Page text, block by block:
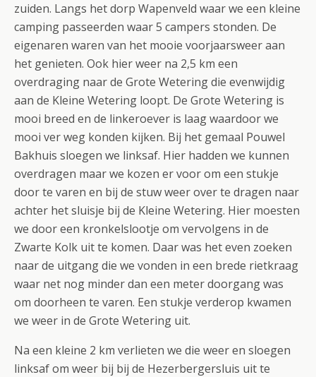
zuiden. Langs het dorp Wapenveld waar we een kleine
camping passeerden waar 5 campers stonden. De
eigenaren waren van het mooie voorjaarsweer aan
het genieten. Ook hier weer na 2,5 km een
overdraging naar de Grote Wetering die evenwijdig
aan de Kleine Wetering loopt. De Grote Wetering is
mooi breed en de linkeroever is laag waardoor we
mooi ver weg konden kijken. Bij het gemaal Pouwel
Bakhuis sloegen we linksaf. Hier hadden we kunnen
overdragen maar we kozen er voor om een stukje
door te varen en bij de stuw weer over te dragen naar
achter het sluisje bij de Kleine Wetering. Hier moesten
we door een kronkelslootje om vervolgens in de
Zwarte Kolk uit te komen. Daar was het even zoeken
naar de uitgang die we vonden in een brede rietkraag
waar net nog minder dan een meter doorgang was
om doorheen te varen. Een stukje verderop kwamen
we weer in de Grote Wetering uit.
Na een kleine 2 km verlieten we die weer en sloegen
linksaf om weer bij bij de Hezerbergersluis uit te